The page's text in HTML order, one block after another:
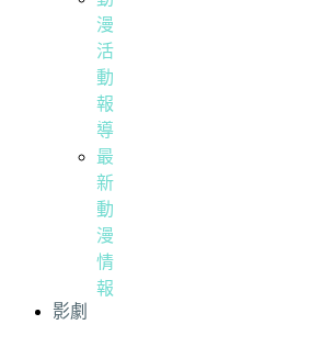
漫
活
動
報
導
最
新
動
漫
情
報
影劇